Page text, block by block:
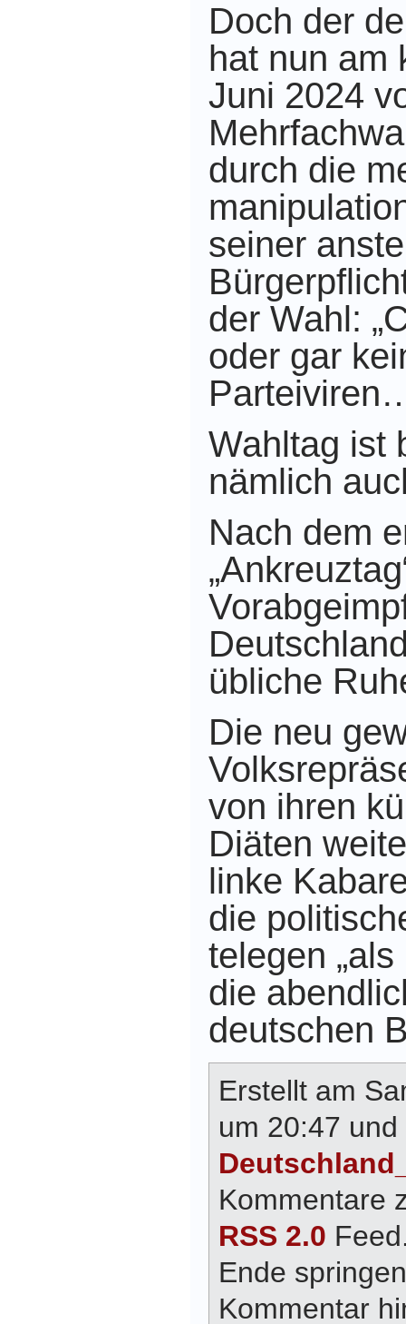
Doch der
hat nun am
Juni 2024
durch die
seiner
der Wahl:
oder gar
Wahltag ist
nämlich
Nach dem
übliche
Die neu
von ihren
Diäten
linke
die
telegen
die
deutschen
Erstellt am
um 20:47
Kommentare
RSS 2.0
Ende
Kommentar